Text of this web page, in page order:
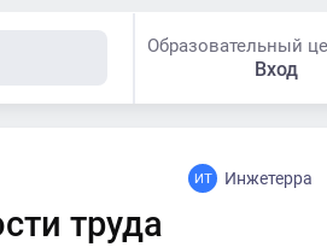
Образовательный
Вход
Инжетерра
труда